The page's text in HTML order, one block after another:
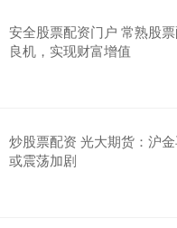
安全股票配资门户 常熟股
良机，实现财富增值
炒股票配资 光大期货：沪
或震荡加剧